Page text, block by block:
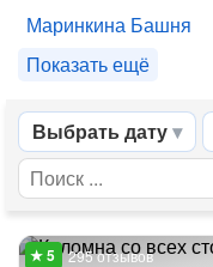
Маринкина Башня
Показать ещё
Выбрать дату
295 отзывов